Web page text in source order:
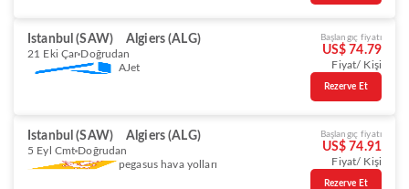
Istanbul (SAW) Algiers (ALG)
21 Eki Çar Doğrudan
AJet
Başlangıç fiyatı
US$ 74.79
Fiyat/ Kişi
Rezerve Et
Istanbul (SAW) Algiers (ALG)
5 Eyl Cmt Doğrudan
pegasus hava yolları
Başlangıç fiyatı
US$ 74.91
Fiyat/ Kişi
Rezerve Et